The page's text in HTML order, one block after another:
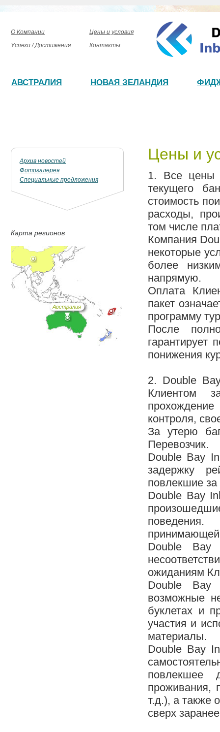
О Компании
Цены и условия
Успехи / Достижения
Контакты
АВСТРАЛИЯ НОВАЯ ЗЕЛАНДИЯ
Архив новостей
Фотогалерея
Специальные предложения
Карта регионов
Австралия
Цены и
1. Все цены
текущего
стоимость
расходы,
том числе
Компания
некоторые
более
напрямую.
Оплата
пакет
программу
После
гарантирует
понижения
2. Double
Клиентом
контроля,
За утерю
Перевозчик.
Double Bay
задержку
повлекшие
Double Bay
принимающей
Double Bay
ожиданиям
Double Bay
возможные
буклетах и
участия и
материалы.
Double Bay
повлекшее
проживания,
т.д.), а также
сверх